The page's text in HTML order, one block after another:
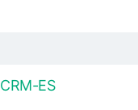
CRM-ES